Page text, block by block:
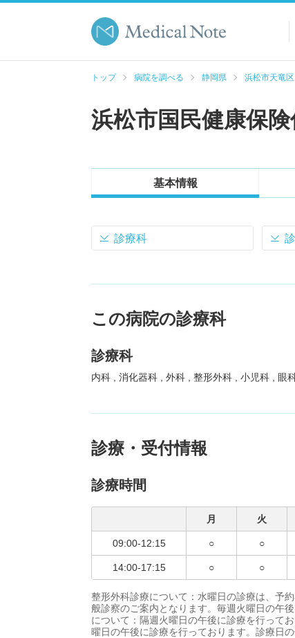
トップ 病院を調べる 静岡県 浜松市天竜区
浜松市国民健康保
基本情報
診療科
この病院の診療科
診療科
内科 消化器科 外科 整形外科 小児科 眼
診療・受付情報
診療時間
月 火
09:00-12:15 ○ ○
14:00-17:15 ○ ○
整形外科診療について：水曜日の診療は、予
般診察のご案内となります。毎週火曜日の午
について：隔週火曜日の午後に診療を行って
曜日の午後に診療を行っております。診療日